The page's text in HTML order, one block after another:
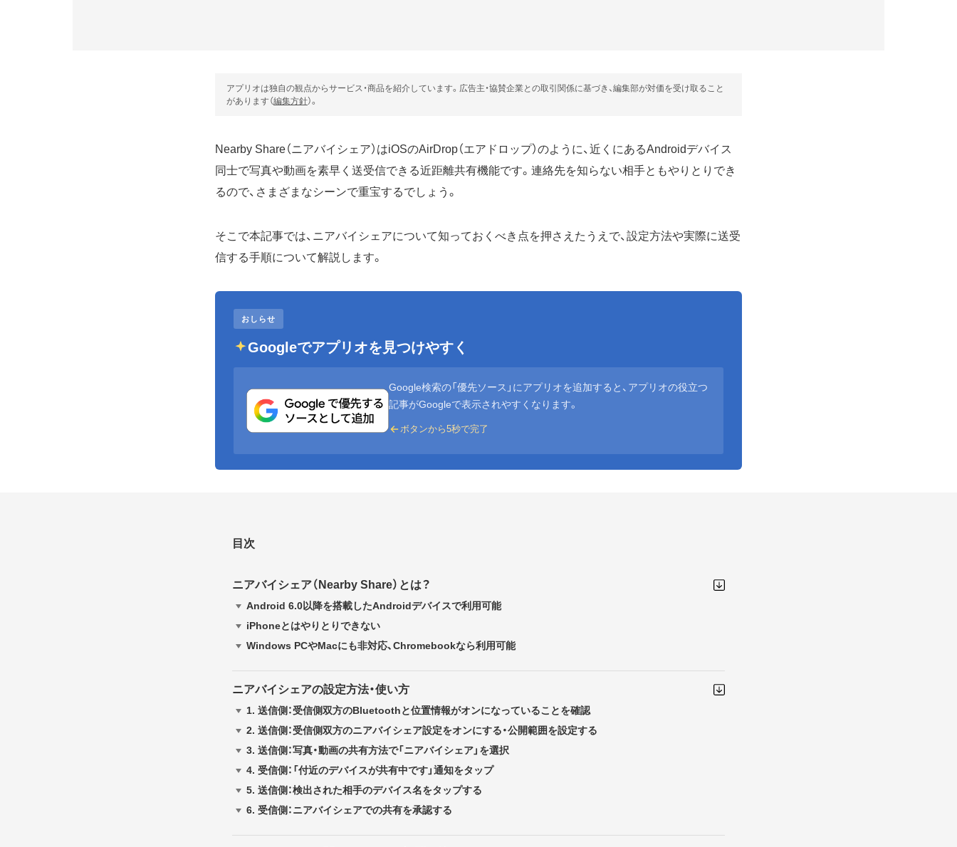
アプリオは独自の観点からサービス・商品を紹介しています。広告主・協賛企業との取引関係に基づき、編集部が対価を受け取ること
があります（編集方針）。
Nearby Share（ニアバイシェア）はiOSのAirDrop（エアドロップ）のように、近くにあるAndroidデバイス
同士で写真や動画を素早く送受信できる近距離共有機能です。連絡先を知らない相手ともやりとりでき
るので、さまざまなシーンで重宝するでしょう。
そこで本記事では、ニアバイシェアについて知っておくべき点を押さえたうえで、設定方法や実際に送受
信する手順について解説します。
おしらせ
Googleでアプリオを見つけやすく
Google検索の「優先ソース」にアプリオを追加すると、アプリオの役立つ
記事がGoogleで表示されやすくなります。
ボタンから5秒で完了
目次
ニアバイシェア（Nearby Share）とは？
Android 6.0以降を搭載したAndroidデバイスで利用可能
iPhoneとはやりとりできない
Windows PCやMacにも非対応、Chromebookなら利用可能
ニアバイシェアの設定方法・使い方
1. 送信側：受信側双方のBluetoothと位置情報がオンになっていることを確認
2. 送信側：受信側双方のニアバイシェア設定をオンにする・公開範囲を設定する
3. 送信側：写真・動画の共有方法で「ニアバイシェア」を選択
4. 受信側：「付近のデバイスが共有中です」通知をタップ
5. 送信側：検出された相手のデバイス名をタップする
6. 受信側：ニアバイシェアでの共有を承認する